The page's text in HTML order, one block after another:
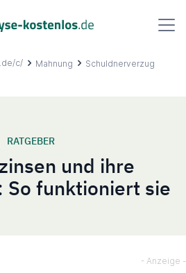
c/ Mahnung
Schuldnerverzug
RATGEBER
und ihre
So funktioniert sie